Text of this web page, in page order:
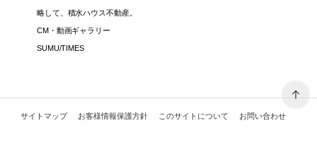
略して、積水ハウス不動産。
CM・動画ギャラリー
SUMU/TIMES
サイトマップ お客様情報保護方針 このサイトについて お問い合わせ